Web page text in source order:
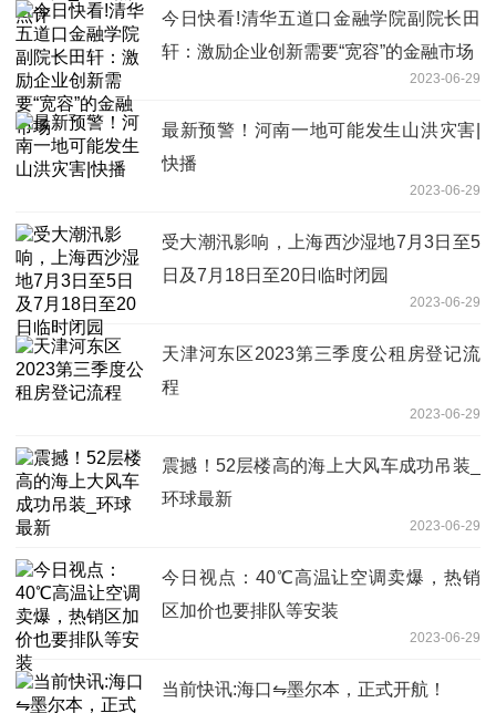
今日快看!清华五道口金融学院副院长田
轩：激励企业创新需要“宽容”的金融市场
2023-06-29
最新预警！河南一地可能发生山洪灾害|
快播
2023-06-29
受大潮汛影响，上海西沙湿地7月3日至5
日及7月18日至20日临时闭园
2023-06-29
天津河东区2023第三季度公租房登记流
程
2023-06-29
震撼！52层楼高的海上大风车成功吊装_
环球最新
2023-06-29
今日视点：40℃高温让空调卖爆，热销
区加价也要排队等安装
2023-06-29
当前快讯:海口⇋墨尔本，正式开航！